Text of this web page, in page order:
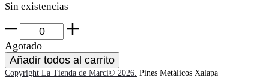
Sin existencias
Cute
Dragonite
Pin
cantidad
Agotado
Añadir todos al carrito
Copyright La Tienda de Marci© 2026. Pines Metálicos Xalapa